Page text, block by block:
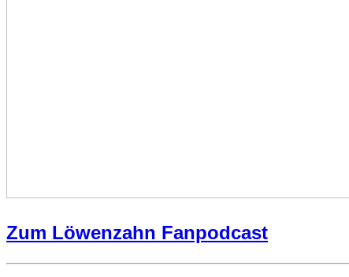
Zum Löwenzahn Fanpodcast